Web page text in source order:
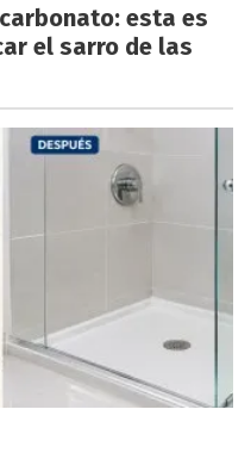
esta es
el sarro de las